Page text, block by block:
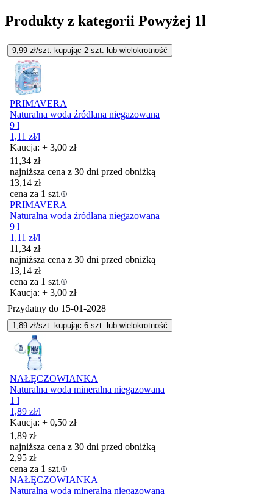
Produkty z kategorii Powyżej 1l
9,99 zł/szt. kupując 2 szt. lub wielokrotność
PRIMAVERA
Naturalna woda źródlana niegazowana
9 l
1,11 zł/l
Kaucja: + 3,00 zł
11,34 zł
najniższa cena z 30 dni przed obniżką
13,14 zł
cena za 1 szt.
PRIMAVERA
Naturalna woda źródlana niegazowana
9 l
1,11 zł/l
11,34 zł
najniższa cena z 30 dni przed obniżką
13,14 zł
cena za 1 szt.
Kaucja: + 3,00 zł
Przydatny do 15-01-2028
1,89 zł/szt. kupując 6 szt. lub wielokrotność
NAŁĘCZOWIANKA
Naturalna woda mineralna niegazowana
1 l
1,89 zł/l
Kaucja: + 0,50 zł
1,89 zł
najniższa cena z 30 dni przed obniżką
2,95 zł
cena za 1 szt.
NAŁĘCZOWIANKA
Naturalna woda mineralna niegazowana